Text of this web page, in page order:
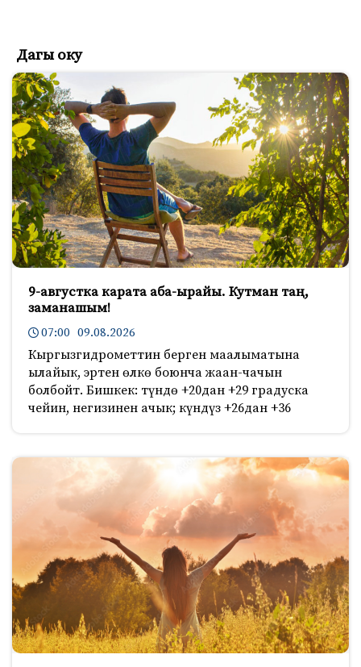
Дагы оку
9-августка карата аба-ырайы. Кутман таң,
заманашым!
07:00 09.08.2026
Кыргызгидрометтин берген маалыматына
ылайык, эртен өлкө боюнча жаан-чачын
болбойт. Бишкек: түндө +20дан +29 градуска
чейин, негизинен ачык; күндүз +26дан +36